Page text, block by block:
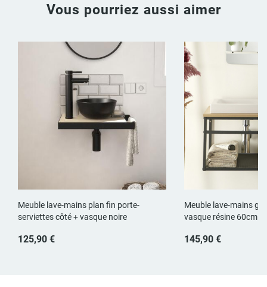
Vous pourriez aussi aimer
Meuble lave-mains plan fin porte-
serviettes côté + vasque noire
125,90 €
Meuble lave-mains
vasque résine 60cm
145,90 €